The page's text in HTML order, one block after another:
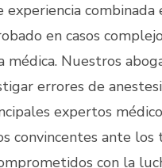
experiencia combinada
en casos
médica. Nuestros
errores de
expertos
convincentes ante los
con la